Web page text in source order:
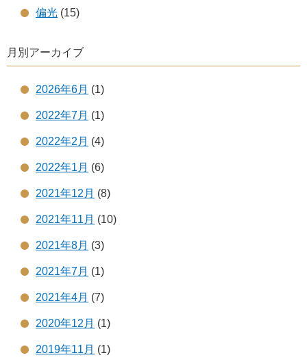
偏光 (15)
月別アーカイブ
2026年6月 (1)
2022年7月 (1)
2022年2月 (4)
2022年1月 (6)
2021年12月 (8)
2021年11月 (10)
2021年8月 (3)
2021年7月 (1)
2021年4月 (7)
2020年12月 (1)
2019年11月 (1)